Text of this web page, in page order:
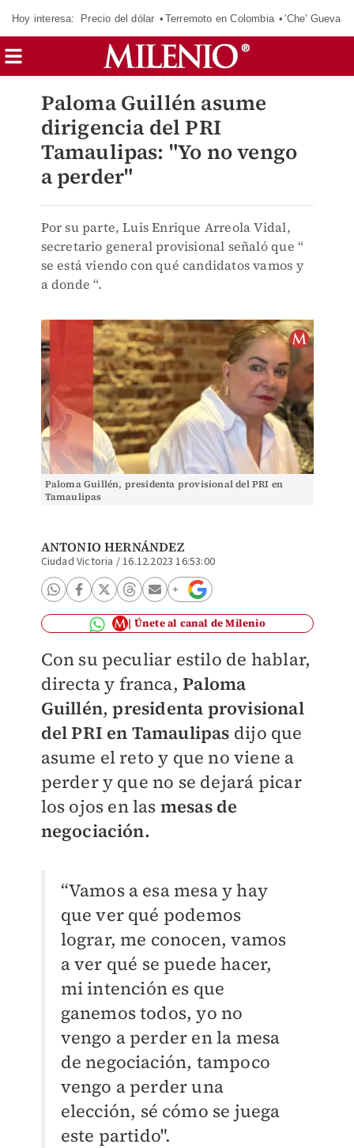
Hoy interesa: Precio del dólar Terremoto en Colombia 'Che' Guevara
Paloma Guillén asume
dirigencia del PRI
Tamaulipas: "Yo no vengo
a perder"
Por su parte, Luis Enrique Arreola Vidal,
secretario general provisional señaló que “
se está viendo con qué candidatos vamos y
a donde “.
Paloma Guillén, presidenta provisional del PRI en
Tamaulipas
ANTONIO HERNÁNDEZ
Ciudad Victoria /16.12.2023 16:53:00
Únete al canal de Milenio
Con su peculiar estilo de hablar,
directa y franca,Paloma
Guillén,presidenta provisional
del PRI en Tamaulipas dijo que
asume el reto y que no viene a
perder y que no se dejará picar
los ojos en las mesas de
negociación.
“Vamos a esa mesa y hay
que ver qué podemos
lograr, me conocen, vamos
a ver qué se puede hacer,
mi intención es que
ganemos todos, yo no
vengo a perder en la mesa
de negociación, tampoco
vengo a perder una
elección, sé cómo se juega
este partido".